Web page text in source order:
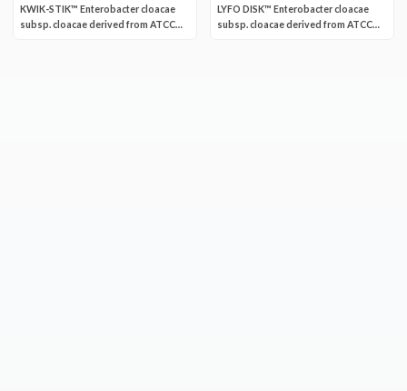
KWIK-STIK™ Enterobacter cloacae
subsp. cloacae derived from ATCC®
LYFO DISK™ Enterobacter cloacae
subsp. cloacae derived from ATCC®